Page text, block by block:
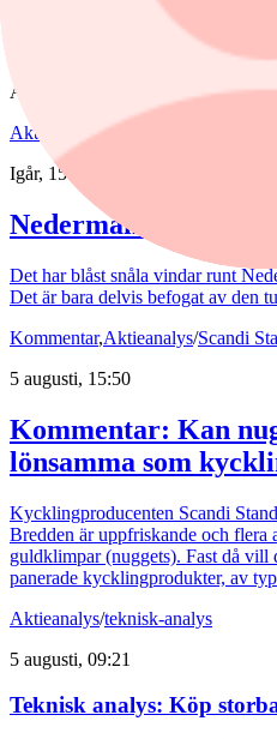
Efter rapporten bedömer Jefferies
linje med analyshusets egen
det fria kassaflödet överträffade
Aktieanalys
Aktieanalys/Nederman
Igår, 15:55
Nederman: Vändning
Det har blåst snåla vindar runt
Det är bara delvis befogat av den
Kommentar,Aktieanalys/Scandi
5 augusti, 15:50
Kommentar: Kan
lönsamma som
Kycklingproducenten Scandi
Bredden är uppfriskande och flera
guldklimpar (nuggets). Fast då vill
panerade kycklingprodukter, av
Aktieanalys/teknisk-analys
5 augusti, 09:21
Teknisk analys: Köp